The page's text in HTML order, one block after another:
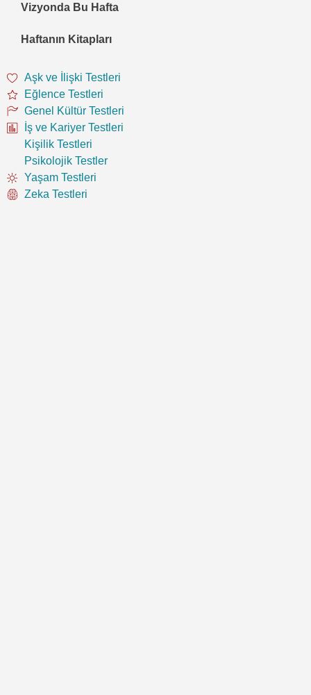
Vizyonda Bu Hafta
Haftanın Kitapları
Aşk ve İlişki Testleri
Eğlence Testleri
Genel Kültür Testleri
İş ve Kariyer Testleri
Kişilik Testleri
Psikolojik Testler
Yaşam Testleri
Zeka Testleri